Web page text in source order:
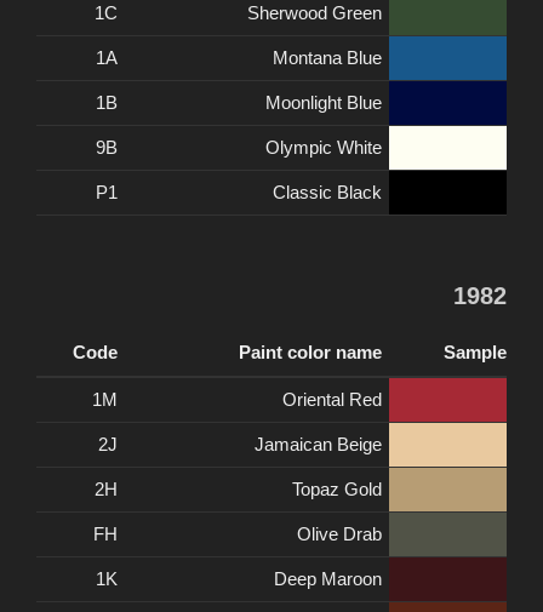
Sherwood Green
1C
Montana Blue
1A
Moonlight Blue
1B
Olympic White
9B
Classic Black
P1
1982
Sample
Paint color name
Code
Oriental Red
1M
Jamaican Beige
2J
Topaz Gold
2H
Olive Drab
FH
Deep Maroon
1K